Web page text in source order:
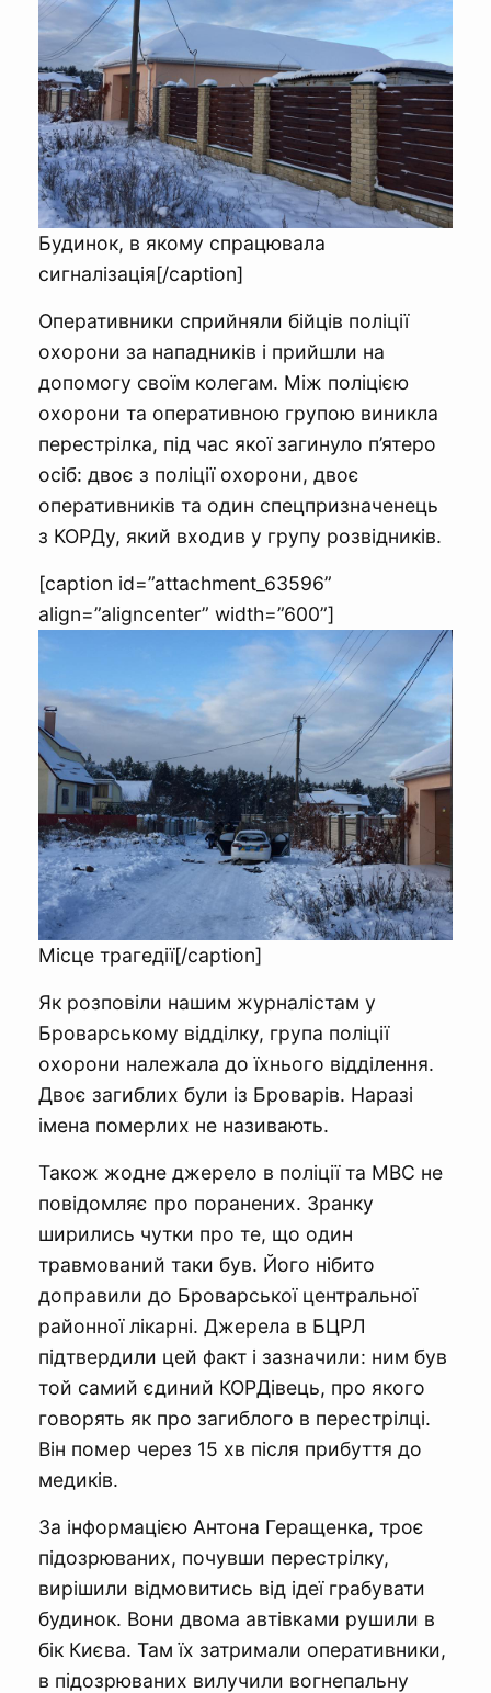
Будинок, в якому спрацювала
сигналізація[/caption]
Оперативники сприйняли бійців поліції
охорони за нападників і прийшли на
допомогу своїм колегам. Між поліцією
охорони та оперативною групою виникла
перестрілка, під час якої загинуло п’ятеро
осіб: двоє з поліції охорони, двоє
оперативників та один спецпризначенець
з КОРДу, який входив у групу розвідників.
[caption id=”attachment_63596”
align=”aligncenter” width=”600”]
Місце трагедії[/caption]
Як розповіли нашим журналістам у
Броварському відділку, група поліції
охорони належала до їхнього відділення.
Двоє загиблих були із Броварів. Наразі
імена померлих не називають.
Також жодне джерело в поліції та МВС не
повідомляє про поранених. Зранку
ширились чутки про те, що один
травмований таки був. Його нібито
доправили до Броварської центральної
районної лікарні. Джерела в БЦРЛ
підтвердили цей факт і зазначили: ним був
той самий єдиний КОРДівець, про якого
говорять як про загиблого в перестрілці.
Він помер через 15 хв після прибуття до
медиків.
За інформацією Антона Геращенка, троє
підозрюваних, почувши перестрілку,
вирішили відмовитись від ідеї грабувати
будинок. Вони двома автівками рушили в
бік Києва. Там їх затримали оперативники,
в підозрюваних вилучили вогнепальну